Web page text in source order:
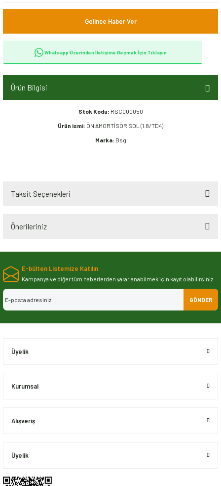
Gelince Haber Ver
Whatsapp Üzerinden İletişime Geçmek İçin Tıklayın
Ürün Bilgisi
Stok Kodu: RSC000050
Ürün ismi: ÖN AMORTİSÖR SOL (1.8/TD4)
Marka: Bsg
Taksit Seçenekleri
Önerileriniz
Bu ürünün fiyat bilgisi, resim, ürün açıklamalarında ve diğer konularda
iletebilirsiniz.
Görüş ve önerileriniz için teşekkür ederiz.
Ürün resmi kalitesiz, bozuk veya görüntülenemiyor.
E-bülten Listemize Katılın
Kampanya ve diğer tüm haberlerden yararlanabilmek için kayıt olabilirsiniz
GÖNDER
Üyelik
Kurumsal
Alışveriş
Üyelik